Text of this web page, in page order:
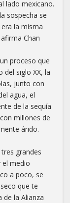
lado mexicano.
sospecha se
la misma
Chan
proceso que
del siglo XX, la
junto con
agua, el
de la sequía
millones de
árido.
grandes
el medio
a poco, se
que te
de la Alianza